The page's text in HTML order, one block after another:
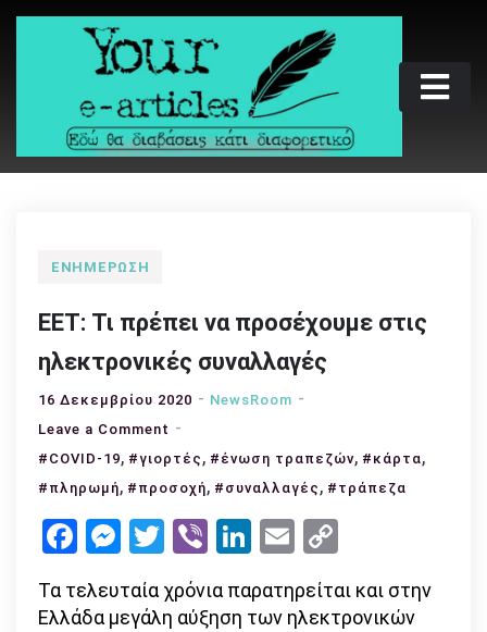
Skip
Your e-articles
Εδώ θα διαβάσεις κάτι διαφορετικό
ΕΝΗΜΈΡΩΣΗ
ΕΕΤ: Τι πρέπει να προσέχουμε στις
ηλεκτρονικές συναλλαγές
16 Δεκεμβρίου 2020
NewsRoom
Leave a Comment on
ΕΕΤ:
να
στις
ηλεκτρονικές
#COVID-19, #γιορτές , #ένωση τραπεζών, #κάρτα,
#πληρωμή, #προσοχή, #συναλλαγές , #τράπεζα
Facebook
Messenger
Twitter
ViberLinkedIn
Email
Τα τελευταία χρόνια παρατηρείται και στην
Ελλάδα μεγάλη αύξηση των ηλεκτρονικών